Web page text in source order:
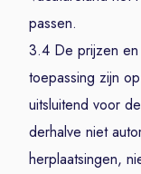
passen.
3.4 De prijzen
toepassing zijn
uitsluitend voor
derhalve niet
herplaatsingen,